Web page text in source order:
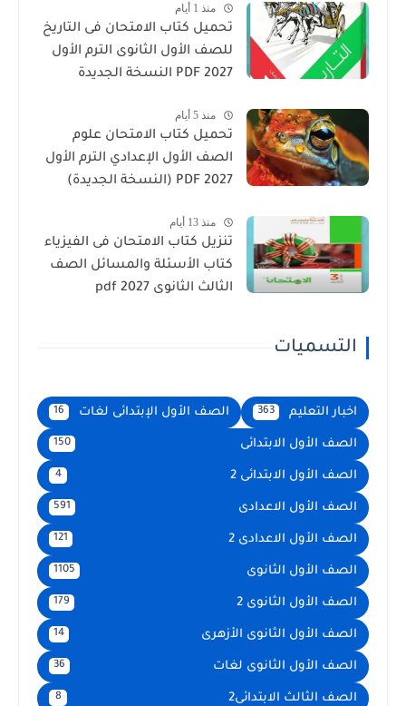
منذ 1 أيام
تحميل كتاب الامتحان فى التاريخ
للصف الأول الثانوى الترم الأول
2027 PDF النسخة الجديدة
منذ 5 أيام
تحميل كتاب الامتحان علوم
الصف الأول الإعدادي الترم الأول
2027 PDF (النسخة الجديدة)
منذ 13 أيام
تنزيل كتاب الامتحان فى الفيزياء
كتاب الأسئلة والمسائل الصف
الثالث الثانوى 2027 pdf
التسميات
اخبار التعليم 363 الصف الأول الإبتدائى لغات 16
الصف الأول الابتدائى
الصف الأول الابتدائى 2
الصف الأول الاعدادى
الصف الأول الاعدادى 2
الصف الأول الثانوى
الصف الأول الثانوى 2
الصف الأول الثانوى الأزهرى
الصف الأول الثانوى لغات
الصف الثالث الابتدائى2